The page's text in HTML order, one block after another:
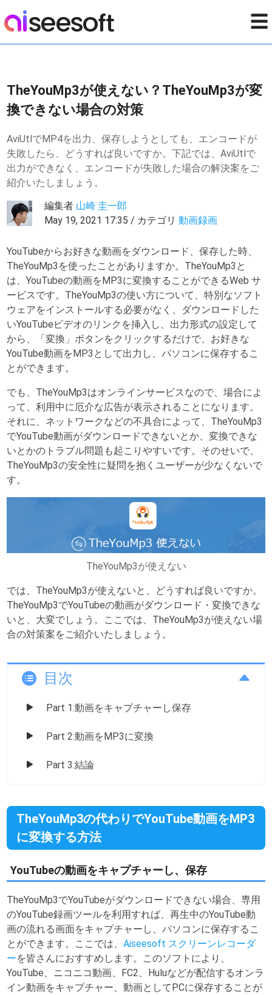
☰
TheYouMp3が使えない？TheYouMp3が変
換できない場合の対策
AviUtlでMP4を出力、保存しようとしても、エンコードが
失敗したら、どうすれば良いですか。下記では、AviUtlで
出力ができなく、エンコードが失敗した場合の解決案をご
紹介いたしましょう。
編集者 山崎 圭一郎
May 19, 2021 17:35 / カテゴリ動画録画
YouTubeからお好きな動画をダウンロード、保存した時、
TheYouMp3を使ったことがありますか。TheYouMp3と
は、YouTubeの動画をMP3に変換することができるWeb サ
ービスです。TheYouMp3の使い方について、特別なソフト
ウェアをインストールする必要がなく、ダウンロードした
いYouTubeビデオのリンクを挿入し、出力形式の設定して
から、「変換」ボタンをクリックするだけで、お好きな
YouTube動画をMP3として出力し、パソコンに保存するこ
とができます。
でも、TheYouMp3はオンラインサービスなので、場合によ
って、利用中に厄介な広告が表示されることになります。
それに、ネットワークなどの不具合によって、TheYouMp3
でYouTube動画がダウンロードできないとか、変換できな
いとかのトラブル問題も起こりやすいです。そのせいで、
TheYouMp3の安全性に疑問を抱くユーザーが少なくないで
す。
TheYouMp3が使えない
では、TheYouMp3が使えないと、どうすれば良いですか。
TheYouMp3でYouTubeの動画がダウンロード・変換できな
いと、大変でしょう。ここでは、TheYouMp3が使えない場
合の対策案をご紹介いたしましょう。
目次
Part 1:動画をキャプチャーし保存
Part 2:動画をMP3に変換
Part 3:結論
TheYouMp3の代わりでYouTube動画をMP3
に変換する方法
YouTubeの動画をキャプチャーし、保存
TheYouMp3でYouTubeがダウンロードできない場合、専用
のYouTube録画ツールを利用すれば、再生中のYouTube動
画の流れる画面をキャプチャーし、パソコンに保存するこ
とができます。ここでは、Aiseesoft スクリーンレコーダ
ーを皆さんにおすすめします。このソフトにより、
YouTube、ニコニコ動画、FC2、Huluなどが配信するオンラ
イン動画をキャプチャー、動画としてPCに保存することが